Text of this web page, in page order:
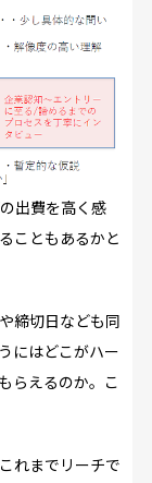
出費を高く感
こともあるかと
締切日なども同
にはどこがハー
えるのか――。こ
れまでリーチで